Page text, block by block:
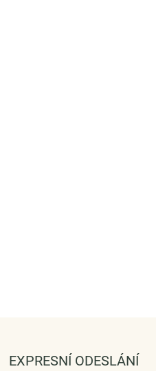
EXPRESNÍ ODESLÁNÍ